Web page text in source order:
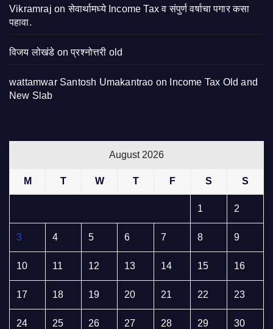
Vikramraj onसेवार्थामध्ये Income Tax व संपुर्ण वर्षाचा पगार कसा
पहावा.
विजय लोखंडे onप्रश्नोत्तरी old
wattamwar Santosh Umakantrao on
Income Tax Old and
New Slab
August 2026
M T W T F S S
1 2
3 4 5 6 7 8 9
10 11 12 13 14 15 16
17 18 19 20 21 22 23
24 25 26 27 28 29 30